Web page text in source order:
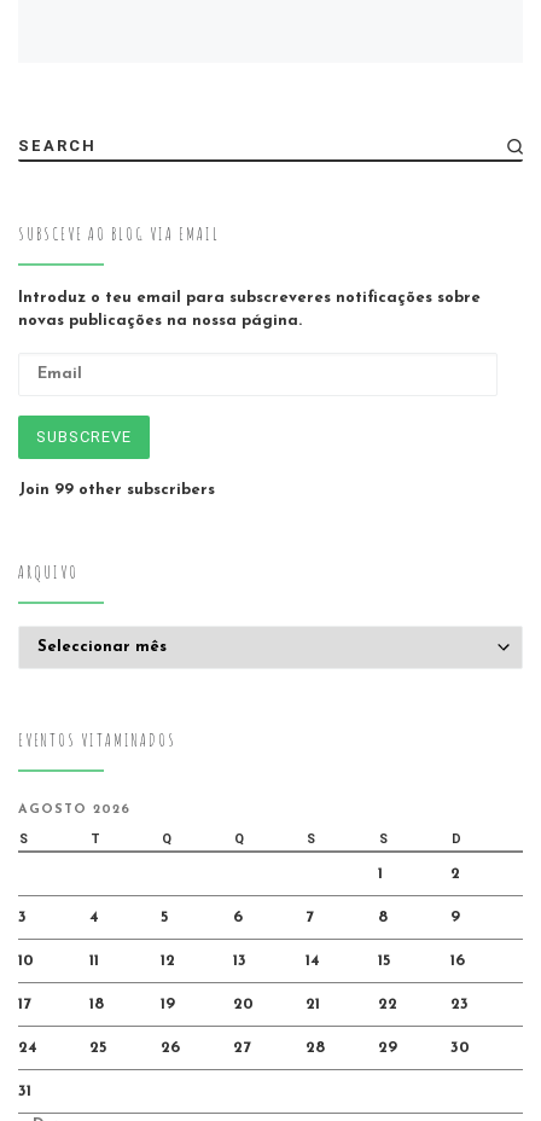
SEARCH
SUBSCEVE AO BLOG VIA EMAIL
Introduz o teu email para subscreveres notificações sobre
novas publicações na nossa página.
SUBSCREVE
Join 99 other subscribers
ARQUIVO
EVENTOS VITAMINADOS
AGOSTO 2026
S T Q Q S S D
1 2
3 4 5 6 7 8 9
10 11 12 13 14 15 16
17 18 19 20 21 22 23
24 25 26 27 28 29 30
31